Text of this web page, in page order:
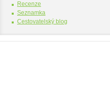
Recenze
Seznamka
Cestovatelský blog